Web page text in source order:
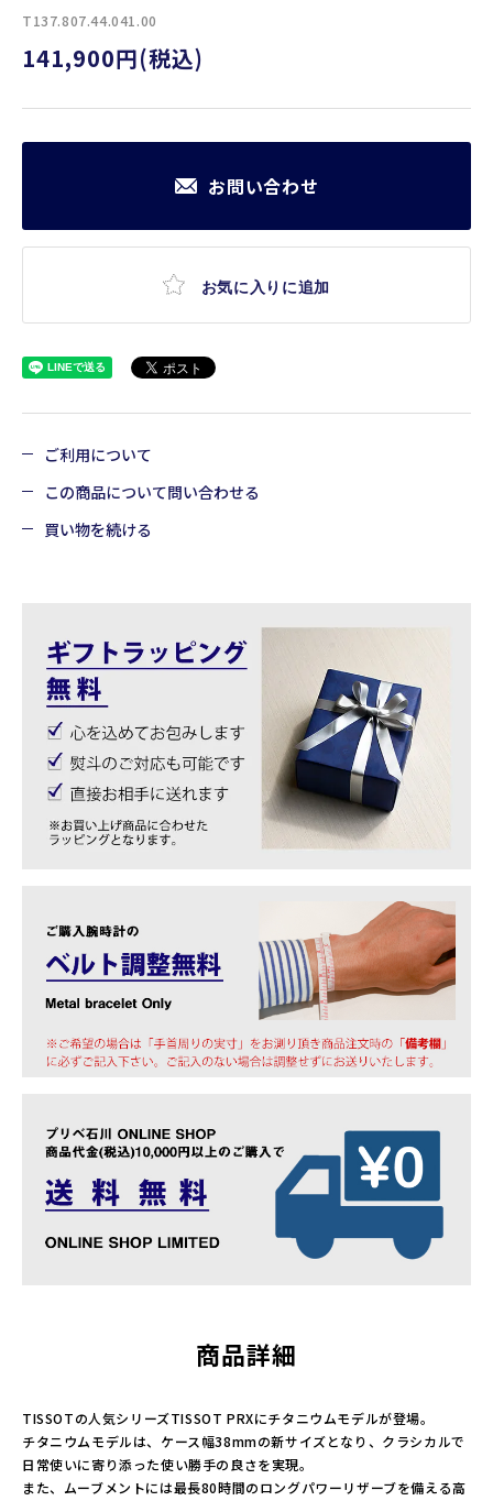
T137.807.44.041.00
141,900円(税込)
お問い合わせ
お気に入りに追加
ご利用について
この商品について問い合わせる
買い物を続ける
商品詳細
TISSOTの人気シリーズTISSOT PRXにチタニウムモデルが登場。
チタニウムモデルは、ケース幅38mmの新サイズとなり、クラシカルで
日常使いに寄り添った使い勝手の良さを実現。
また、ムーブメントには最長80時間のロングパワーリザーブを備える高